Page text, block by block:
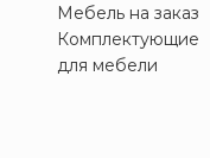
Мебель на заказ
Комплектующие
для мебели